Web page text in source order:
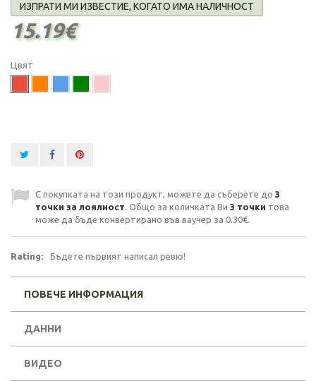
ИЗПРАТИ МИ ИЗВЕСТИЕ, КОГАТО ИМА НАЛИЧНОСТ
15.19€
Цвят
С покупката на този продукт, можете да съберете до 3
точки за лоялност. Общо за количката Ви 3 точки това
може да бъде конвертирано във ваучер за 0.30€.
Rating: Бъдете първият написал ревю!
ПОВЕЧЕ ИНФОРМАЦИЯ
ДАННИ
ВИДЕО